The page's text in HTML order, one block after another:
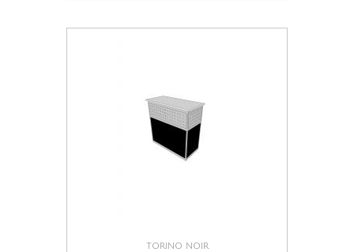
TORINO NOIR